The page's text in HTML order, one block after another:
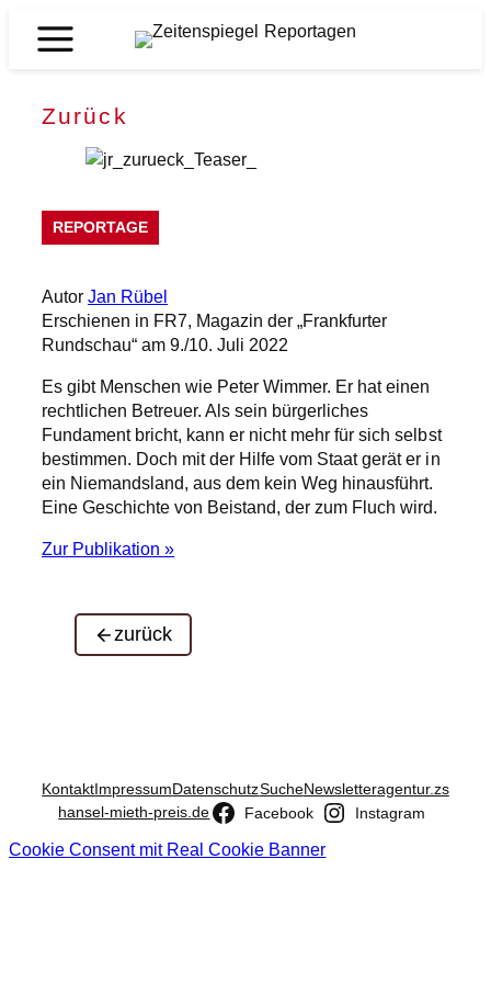
Inhalt
Zeitenspiegel
Zurück
REPORTAGE
AutorJan Rübel
Erschienen in FR7, Magazin der „Frankfurter
Rundschau“ am 9./10. Juli 2022
Es gibt Menschen wie Peter Wimmer. Er hat einen
rechtlichen Betreuer. Als sein bürgerliches
Fundament bricht, kann er nicht mehr für sich selbst
bestimmen. Doch mit der Hilfe vom Staat gerät er in
ein Niemandsland, aus dem kein Weg hinausführt.
Eine Geschichte von Beistand, der zum Fluch wird.
Zur Publikation »
zurück
KontaktImpressumDatenschutzSucheNewsletteragentur.zs
hansel-mieth-preis.de
Facebook Instagram
Cookie Consent mit Real Cookie Banner